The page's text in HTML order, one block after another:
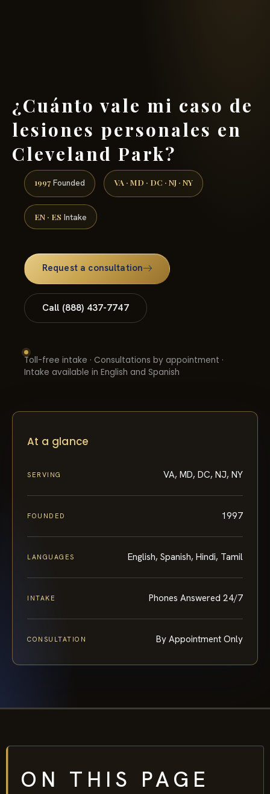
¿Cuánto vale mi caso de
lesiones personales en
Cleveland Park?
1997 Founded VA · MD · DC · NJ · NY
EN · ES Intake
Request a consultation
Call (888) 437-7747
Toll-free intake · Consultations by appointment ·
Intake available in English and Spanish
At a glance
SERVING VA, MD, DC, NJ, NY
FOUNDED 1997
LANGUAGES English, Spanish, Hindi, Tamil
INTAKE Phones Answered 24/7
CONSULTATION By Appointment Only
ON THIS PAGE